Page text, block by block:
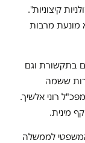
שקרניות, תחמניות, או "13 סמולניות קיצוניות".
מונעת מרבות
בתקשורת וגם
ששמה
רוני אלשיך.
מינית.
המשפטי לממשלה